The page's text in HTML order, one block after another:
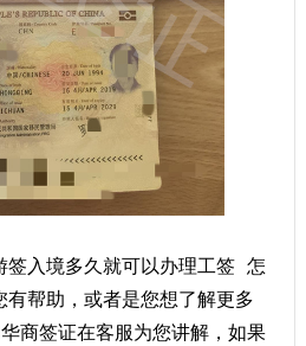
签入境多久就可以办理工签 怎
有帮助，或者是您想了解更多
商签证在客服为您讲解，如果